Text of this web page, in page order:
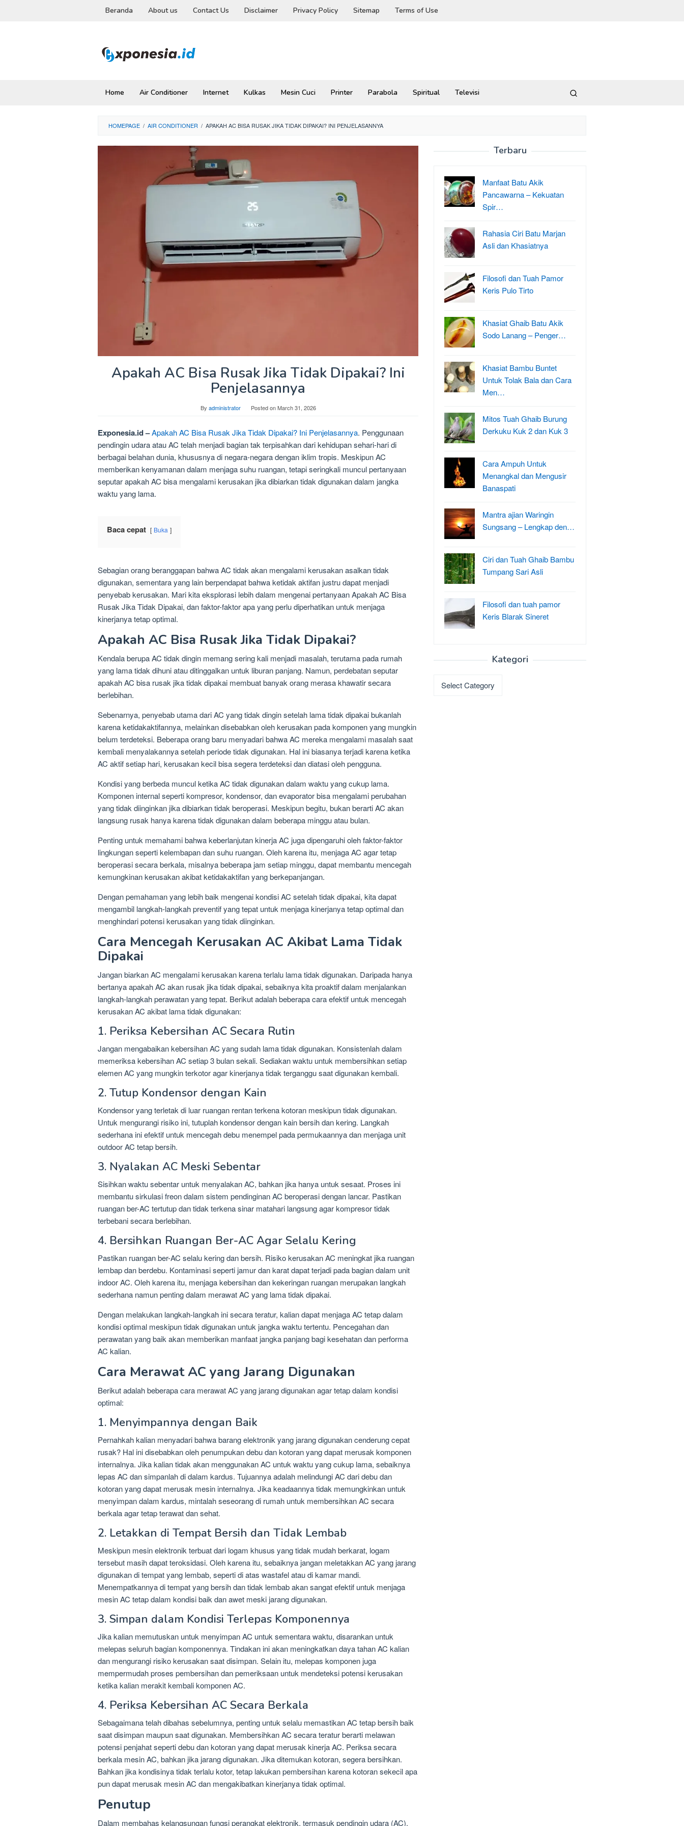
Beranda About us Contact Us Disclaimer Privacy Policy Sitemap Terms of Use
Home Air Conditioner Internet Kulkas Mesin Cuci Printer Parabola Spiritual Televisi
HOMEPAGE / AIR CONDITIONER / APAKAH AC BISA RUSAK JIKA TIDAK DIPAKAI? INI PENJELASANNYA
Apakah AC Bisa Rusak Jika Tidak Dipakai? Ini
Penjelasannya
By administrator Posted onMarch 31, 2026
Exponesia.id –Apakah AC Bisa Rusak Jika Tidak Dipakai? Ini Penjelasannya. Penggunaan
pendingin udara atau AC telah menjadi bagian tak terpisahkan dari kehidupan sehari-hari di
berbagai belahan dunia, khususnya di negara-negara dengan iklim tropis. Meskipun AC
memberikan kenyamanan dalam menjaga suhu ruangan, tetapi seringkali muncul pertanyaan
seputar apakah AC bisa mengalami kerusakan jika dibiarkan tidak digunakan dalam jangka
waktu yang lama.
Baca cepat Buka
Sebagian orang beranggapan bahwa AC tidak akan mengalami kerusakan asalkan tidak
digunakan, sementara yang lain berpendapat bahwa ketidak aktifan justru dapat menjadi
penyebab kerusakan. Mari kita eksplorasi lebih dalam mengenai pertanyaan Apakah AC Bisa
Rusak Jika Tidak Dipakai, dan faktor-faktor apa yang perlu diperhatikan untuk menjaga
kinerjanya tetap optimal.
Apakah AC Bisa Rusak Jika Tidak Dipakai?
Kendala berupa AC tidak dingin memang sering kali menjadi masalah, terutama pada rumah
yang lama tidak dihuni atau ditinggalkan untuk liburan panjang. Namun, perdebatan seputar
apakah AC bisa rusak jika tidak dipakai membuat banyak orang merasa khawatir secara
berlebihan.
Sebenarnya, penyebab utama dari AC yang tidak dingin setelah lama tidak dipakai bukanlah
karena ketidakaktifannya, melainkan disebabkan oleh kerusakan pada komponen yang mungkin
belum terdeteksi. Beberapa orang baru menyadari bahwa AC mereka mengalami masalah saat
kembali menyalakannya setelah periode tidak digunakan. Hal ini biasanya terjadi karena ketika
AC aktif setiap hari, kerusakan kecil bisa segera terdeteksi dan diatasi oleh pengguna.
Kondisi yang berbeda muncul ketika AC tidak digunakan dalam waktu yang cukup lama.
Komponen internal seperti kompresor, kondensor, dan evaporator bisa mengalami perubahan
yang tidak diinginkan jika dibiarkan tidak beroperasi. Meskipun begitu, bukan berarti AC akan
langsung rusak hanya karena tidak digunakan dalam beberapa minggu atau bulan.
Penting untuk memahami bahwa keberlanjutan kinerja AC juga dipengaruhi oleh faktor-faktor
lingkungan seperti kelembapan dan suhu ruangan. Oleh karena itu, menjaga AC agar tetap
beroperasi secara berkala, misalnya beberapa jam setiap minggu, dapat membantu mencegah
kemungkinan kerusakan akibat ketidakaktifan yang berkepanjangan.
Dengan pemahaman yang lebih baik mengenai kondisi AC setelah tidak dipakai, kita dapat
mengambil langkah-langkah preventif yang tepat untuk menjaga kinerjanya tetap optimal dan
menghindari potensi kerusakan yang tidak diinginkan.
Cara Mencegah Kerusakan AC Akibat Lama Tidak
Dipakai
Jangan biarkan AC mengalami kerusakan karena terlalu lama tidak digunakan. Daripada hanya
bertanya apakah AC akan rusak jika tidak dipakai, sebaiknya kita proaktif dalam menjalankan
langkah-langkah perawatan yang tepat. Berikut adalah beberapa cara efektif untuk mencegah
kerusakan AC akibat lama tidak digunakan:
1. Periksa Kebersihan AC Secara Rutin
Jangan mengabaikan kebersihan AC yang sudah lama tidak digunakan. Konsistenlah dalam
memeriksa kebersihan AC setiap 3 bulan sekali. Sediakan waktu untuk membersihkan setiap
elemen AC yang mungkin terkotor agar kinerjanya tidak terganggu saat digunakan kembali.
2. Tutup Kondensor dengan Kain
Kondensor yang terletak di luar ruangan rentan terkena kotoran meskipun tidak digunakan.
Untuk mengurangi risiko ini, tutuplah kondensor dengan kain bersih dan kering. Langkah
sederhana ini efektif untuk mencegah debu menempel pada permukaannya dan menjaga unit
outdoor AC tetap bersih.
3. Nyalakan AC Meski Sebentar
Sisihkan waktu sebentar untuk menyalakan AC, bahkan jika hanya untuk sesaat. Proses ini
membantu sirkulasi freon dalam sistem pendinginan AC beroperasi dengan lancar. Pastikan
ruangan ber-AC tertutup dan tidak terkena sinar matahari langsung agar kompresor tidak
terbebani secara berlebihan.
4. Bersihkan Ruangan Ber-AC Agar Selalu Kering
Pastikan ruangan ber-AC selalu kering dan bersih. Risiko kerusakan AC meningkat jika ruangan
lembap dan berdebu. Kontaminasi seperti jamur dan karat dapat terjadi pada bagian dalam unit
indoor AC. Oleh karena itu, menjaga kebersihan dan kekeringan ruangan merupakan langkah
sederhana namun penting dalam merawat AC yang lama tidak dipakai.
Dengan melakukan langkah-langkah ini secara teratur, kalian dapat menjaga AC tetap dalam
kondisi optimal meskipun tidak digunakan untuk jangka waktu tertentu. Pencegahan dan
perawatan yang baik akan memberikan manfaat jangka panjang bagi kesehatan dan performa
AC kalian.
Cara Merawat AC yang Jarang Digunakan
Berikut adalah beberapa cara merawat AC yang jarang digunakan agar tetap dalam kondisi
optimal:
1. Menyimpannya dengan Baik
Pernahkah kalian menyadari bahwa barang elektronik yang jarang digunakan cenderung cepat
rusak? Hal ini disebabkan oleh penumpukan debu dan kotoran yang dapat merusak komponen
internalnya. Jika kalian tidak akan menggunakan AC untuk waktu yang cukup lama, sebaiknya
lepas AC dan simpanlah di dalam kardus. Tujuannya adalah melindungi AC dari debu dan
kotoran yang dapat merusak mesin internalnya. Jika keadaannya tidak memungkinkan untuk
menyimpan dalam kardus, mintalah seseorang di rumah untuk membersihkan AC secara
berkala agar tetap terawat dan sehat.
2. Letakkan di Tempat Bersih dan Tidak Lembab
Meskipun mesin elektronik terbuat dari logam khusus yang tidak mudah berkarat, logam
tersebut masih dapat teroksidasi. Oleh karena itu, sebaiknya jangan meletakkan AC yang jarang
digunakan di tempat yang lembab, seperti di atas wastafel atau di kamar mandi.
Menempatkannya di tempat yang bersih dan tidak lembab akan sangat efektif untuk menjaga
mesin AC tetap dalam kondisi baik dan awet meski jarang digunakan.
3. Simpan dalam Kondisi Terlepas Komponennya
Jika kalian memutuskan untuk menyimpan AC untuk sementara waktu, disarankan untuk
melepas seluruh bagian komponennya. Tindakan ini akan meningkatkan daya tahan AC kalian
dan mengurangi risiko kerusakan saat disimpan. Selain itu, melepas komponen juga
mempermudah proses pembersihan dan pemeriksaan untuk mendeteksi potensi kerusakan
ketika kalian merakit kembali komponen AC.
4. Periksa Kebersihan AC Secara Berkala
Sebagaimana telah dibahas sebelumnya, penting untuk selalu memastikan AC tetap bersih baik
saat disimpan maupun saat digunakan. Membersihkan AC secara teratur berarti melawan
potensi penjahat seperti debu dan kotoran yang dapat merusak kinerja AC. Periksa secara
berkala mesin AC, bahkan jika jarang digunakan. Jika ditemukan kotoran, segera bersihkan.
Bahkan jika kondisinya tidak terlalu kotor, tetap lakukan pembersihan karena kotoran sekecil apa
pun dapat merusak mesin AC dan mengakibatkan kinerjanya tidak optimal.
Penutup
Dalam membahas kelangsungan fungsi perangkat elektronik, termasuk pendingin udara (AC),
Terbaru
Manfaat Batu Akik
Pancawarna – Kekuatan
Spir…
Rahasia Ciri Batu Marjan
Asli dan Khasiatnya
Filosofi dan Tuah Pamor
Keris Pulo Tirto
Khasiat Ghaib Batu Akik
Sodo Lanang – Penger…
Khasiat Bambu Buntet
Untuk Tolak Bala dan Cara
Men…
Mitos Tuah Ghaib Burung
Derkuku Kuk 2 dan Kuk 3
Cara Ampuh Untuk
Menangkal dan Mengusir
Banaspati
Mantra ajian Waringin
Sungsang – Lengkap den…
Ciri dan Tuah Ghaib Bambu
Tumpang Sari Asli
Filosofi dan tuah pamor
Keris Blarak Sineret
Kategori
Kategori